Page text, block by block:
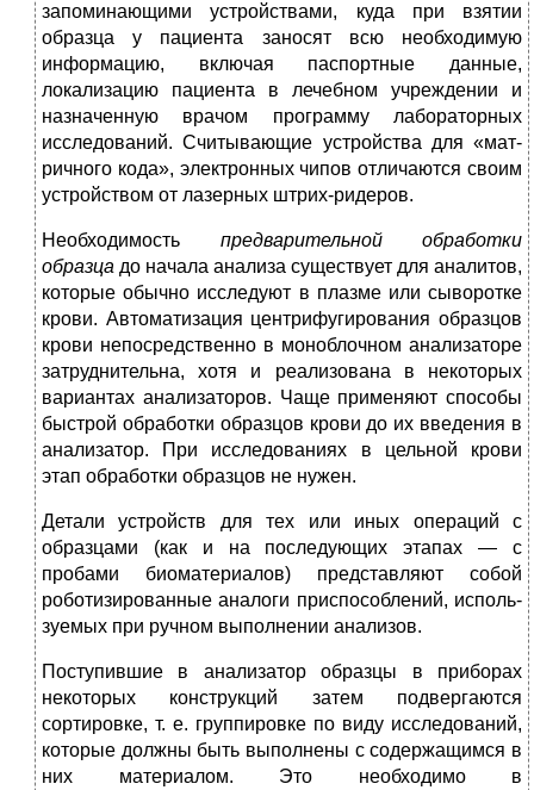
запоминающими устрой­ствами, куда при взятии
образца у пациента заносят всю необхо­димую
информацию, включая паспортные данные,
локализацию пациента в лечебном учреждении и
назначенную врачом программу лабораторных
исследований. Считывающие устройства для «мат­
ричного кода», электронных чипов отличаются своим
устройством от лазерных штрих-ридеров.
Необходимость предварительной обработки
образца до начала анализа существует для аналитов,
которые обычно исследуют в плазме или сыворотке
крови. Автоматизация центрифугирования образцов
крови непосредственно в моноблочном анализаторе
за­труднительна, хотя и реализована в некоторых
вариантах анали­заторов. Чаще применяют способы
быстрой обработки образцов крови до их введения в
анализатор. При исследованиях в цельной крови
этап обработки образцов не нужен.
Детали устройств для тех или иных операций с
образцами (как и на последующих этапах — с
пробами биоматериалов) представ­ляют собой
роботизированные аналоги приспособлений, исполь­
зуемых при ручном выполнении анализов.
Поступившие в анализатор образцы в приборах
некоторых кон­струкций затем подвергаются
сортировке, т. е. группировке по виду исследований,
которые должны быть выполнены с содержащим­ся в
них материалом. Это необходимо в